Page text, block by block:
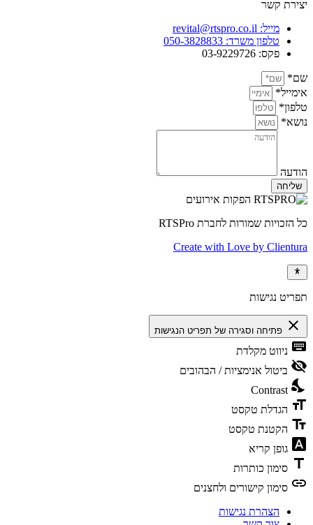
יצירת קשר
מייל: revital@rtspro.co.il
טלפון משרד: 050-3828833
פקס: 03-9229726
שם*
אימייל*
טלפון*
נושא*
הודעה
שליחה
כל הזכויות שמורות לחברת RTSPro
Create with Love by Clientura
תפריט נגישות
close פתיחה וסגירה של תפריט הנגישות
keyboard ניווט מקלדת
visibility_off ביטול אנימציות / הבהובים
nights_stay
Contrast
format_size הגדלת טקסט
text_fields הקטנת טקסט
font_download גופן קריא
title סימון כותרות
link סימון קישורים ולחצנים
הצהרת נגישות